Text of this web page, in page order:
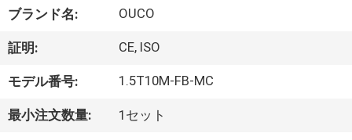
ビ
デ
オ
ブランド名: OUCO
証明: CE, ISO
モデル番号: 1.5T10M-FB-MC
最小注文数量: 1セット